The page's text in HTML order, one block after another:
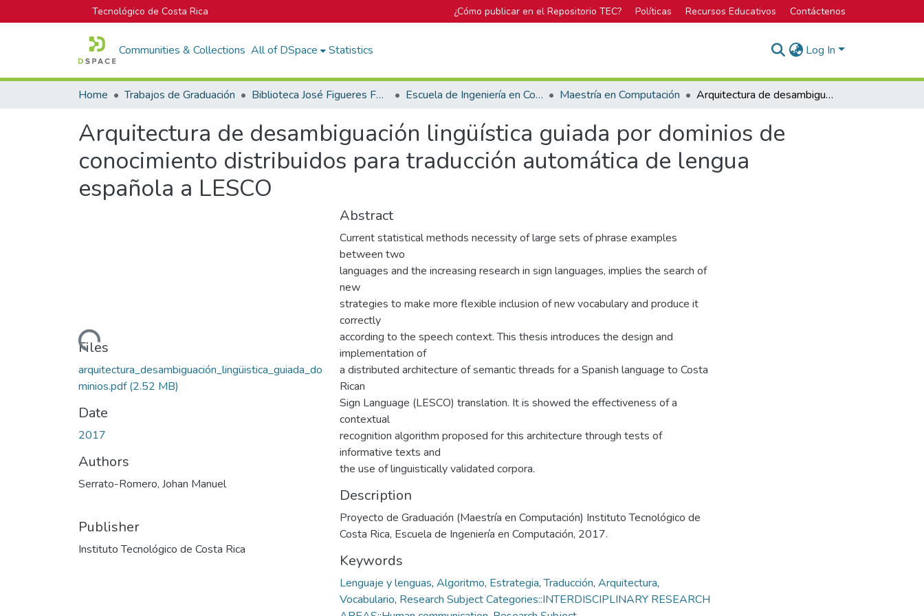
Tecnológico de Costa Rica ¿Cómo publicar en el Repositorio TEC? Políticas Recursos Educativos Contáctenos
Communities & Collections All of DSpace Statistics Log In
Home Trabajos de Graduación Biblioteca José Figueres Ferrer Escuela de Ingeniería en Computación Maestría en Computación Arquitectura de desambiguación lingüística guiada por dominios de conocimiento distribuidos para traducción automática de lengua española a LESCO
Arquitectura de desambiguación lingüística guiada por dominios de
conocimiento distribuidos para traducción automática de lengua
española a LESCO
Loading...
Files
arquitectura_desambiguación_lingüistica_guiada_do
minios.pdf(2.52 MB)
Date
2017
Authors
Serrato-Romero, Johan Manuel
Publisher
Instituto Tecnológico de Costa Rica
Abstract
Current statistical methods necessity of large sets of phrase examples
between two
languages and the increasing research in sign languages, implies the search of
new
strategies to make more flexible inclusion of new vocabulary and produce it
correctly
according to the speech context. This thesis introduces the design and
implementation of
a distributed architecture of semantic threads for a Spanish language to Costa
Rican
Sign Language (LESCO) translation. It is showed the effectiveness of a
contextual
recognition algorithm proposed for this architecture through tests of
informative texts and
the use of linguistically validated corpora.
Description
Proyecto de Graduación (Maestría en Computación) Instituto Tecnológico de
Costa Rica, Escuela de Ingeniería en Computación, 2017.
Keywords
Lenguaje y lenguas, Algoritmo, Estrategia,Traducción, Arquitectura,
Vocabulario, Research Subject Categories::INTERDISCIPLINARY RESEARCH